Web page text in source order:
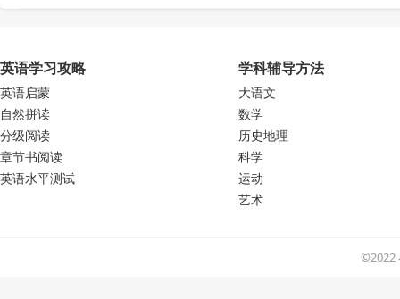
英语学习攻略
英语启蒙
自然拼读
分级阅读
章节书阅读
英语水平测试
学科辅导方法
大语文
数学
历史地理
科学
运动
艺术
©2022